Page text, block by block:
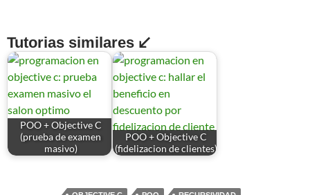
Tutorias similares ↙
POO + Objective C
(prueba de examen
masivo)
POO + Objective C
(fidelizacion de clientes)